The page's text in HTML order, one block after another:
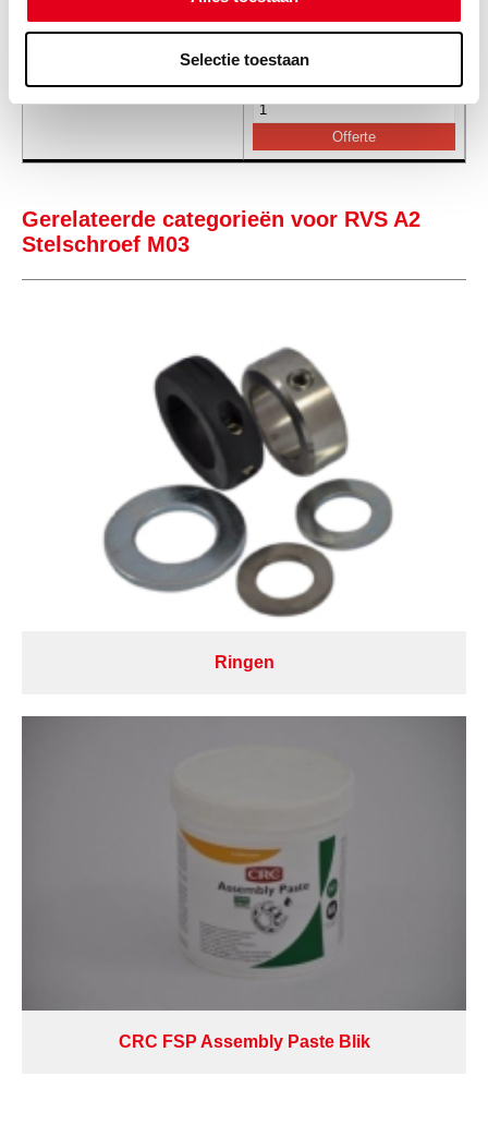
Selectie toestaan
Info Stuks
-
Gerelateerde categorieën voor RVS A2
Stelschroef M03
Ringen
CRC FSP Assembly Paste Blik